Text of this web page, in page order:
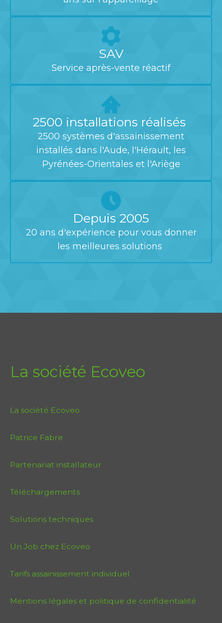
SAV
Service après-vente réactif
2500 installations réalisés
2500 systèmes d'assainissement
installés dans l'Aude, l'Hérault, les
Pyrénées-Orientales et l'Ariège
Depuis 2005
20 ans d'expérience pour vous donner
les meilleures solutions
La société Ecoveo
La société Ecoveo
Patrice Fabre
Partenariat installateur
Téléchargements
Solutions techniques
Un Job chez Ecoveo
Tarifs assainissement individuel
Mentions légales et politique de confidentialité